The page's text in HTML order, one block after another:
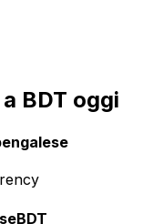
BDT oggi
BDT